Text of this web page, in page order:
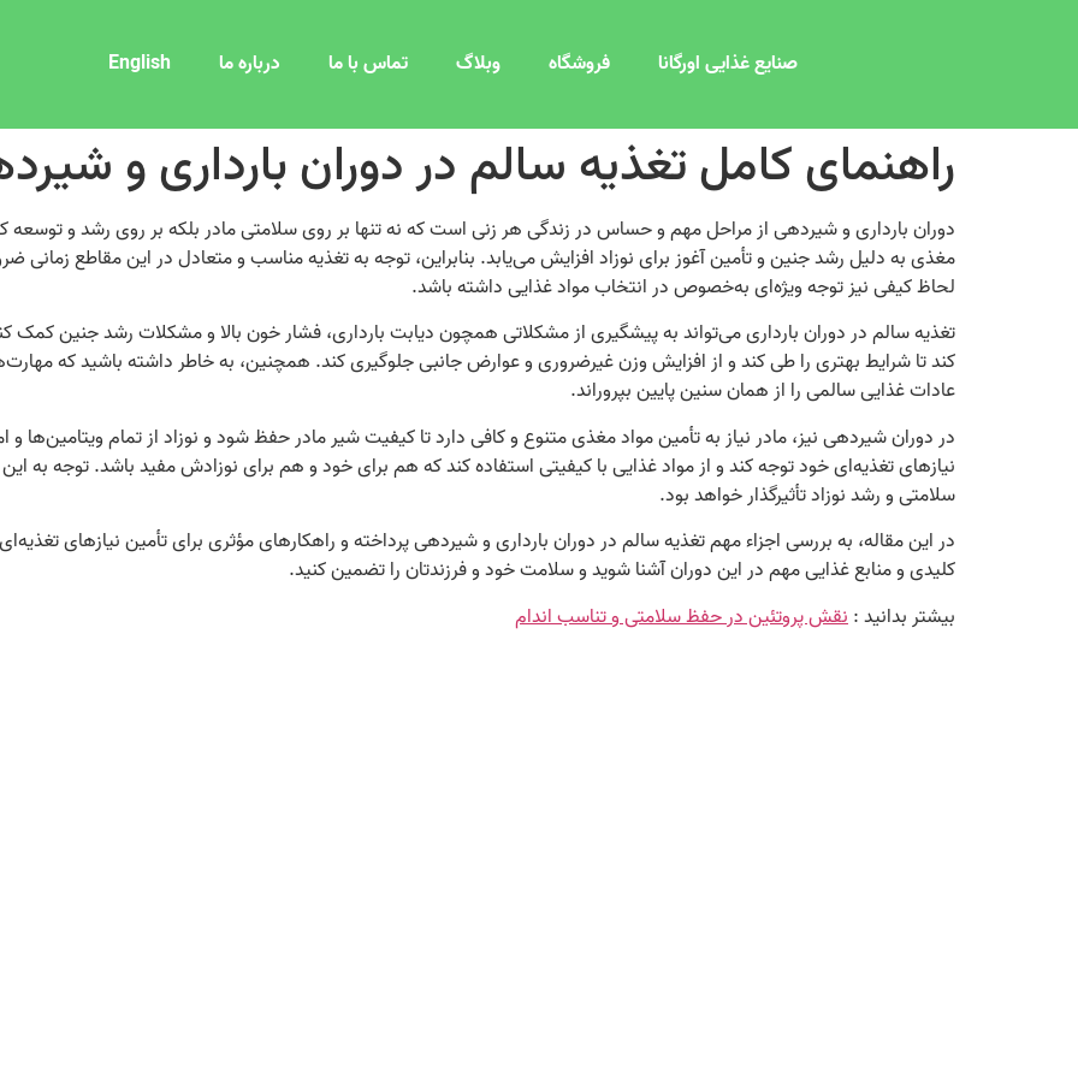
صنایع غذایی اورگانا فروشگاه وبلاگ تماس با ما درباره ما English
راهنمای کامل تغذیه سالم در دوران بارداری و
دوران بارداری و شیردهی از مراحل مهم و حساس در زندگی هر زنی است که نه تنها بر روی سلامتی مادر بلکه بر روی رشد و توسعه
مغذی به دلیل رشد جنین و تأمین آغوز برای نوزاد افزایش می‌یابد. بنابراین، توجه به تغذیه مناسب و متعادل در این مقاطع زمانی
لحاظ کیفی نیز توجه ویژه‌ای به‌خصوص در انتخاب مواد غذایی داشته باشد.
تغذیه سالم در دوران بارداری می‌تواند به پیشگیری از مشکلاتی همچون دیابت بارداری، فشار خون بالا و مشکلات رشد جنین کمک
کند تا شرایط بهتری را طی کند و از افزایش وزن غیرضروری و عوارض جانبی جلوگیری کند. همچنین، به خاطر داشته باشید که
عادات غذایی سالمی را از همان سنین پایین بپروراند.
در دوران شیردهی نیز، مادر نیاز به تأمین مواد مغذی متنوع و کافی دارد تا کیفیت شیر مادر حفظ شود و نوزاد از تمام ویتامین‌ها و
نیازهای تغذیه‌ای خود توجه کند و از مواد غذایی با کیفیتی استفاده کند که هم برای خود و هم برای نوزادش مفید باشد. توجه به
سلامتی و رشد نوزاد تأثیرگذار خواهد بود.
در این مقاله، به بررسی اجزاء مهم تغذیه سالم در دوران بارداری و شیردهی پرداخته و راهکارهای مؤثری برای تأمین نیازهای
کلیدی و منابع غذایی مهم در این دوران آشنا شوید و سلامت خود و فرزندتان را تضمین کنید.
بیشتر بدانید :نقش پروتئین در حفظ سلامتی و تناسب اندام